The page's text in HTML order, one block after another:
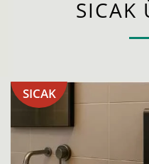
SICAK
SICAK